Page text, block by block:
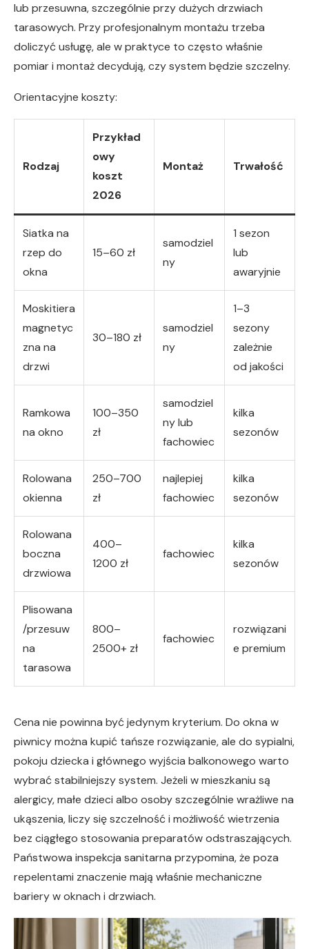
lub przesuwna, szczególnie przy dużych drzwiach
tarasowych. Przy profesjonalnym montażu trzeba
doliczyć usługę, ale w praktyce to często właśnie
pomiar i montaż decydują, czy system będzie szczelny.
Orientacyjne koszty:
Rodzaj
Przykład
owy
koszt
2026
Montaż Trwałość
Siatka na
rzep do
okna
15–60 zł
samodziel
ny
1 sezon
lub
awaryjnie
Moskitiera
magnetyc
zna na
drzwi
30–180 zł
samodziel
ny
1–3
sezony
zależnie
od jakości
Ramkowa
na okno
100–350
zł
samodziel
ny lub
fachowiec
kilka
sezonów
Rolowana
okienna
250–700
zł
najlepiej
fachowiec
kilka
sezonów
Rolowana
boczna
drzwiowa
400–
1200 zł
fachowiec
kilka
sezonów
Plisowana
/przesuw
na
tarasowa
800–
2500+ zł
fachowiec
rozwiązani
e premium
Cena nie powinna być jedynym kryterium. Do okna w
piwnicy można kupić tańsze rozwiązanie, ale do sypialni,
pokoju dziecka i głównego wyjścia balkonowego warto
wybrać stabilniejszy system. Jeżeli w mieszkaniu są
alergicy, małe dzieci albo osoby szczególnie wrażliwe na
ukąszenia, liczy się szczelność i możliwość wietrzenia
bez ciągłego stosowania preparatów odstraszających.
Państwowa inspekcja sanitarna przypomina, że poza
repelentami znaczenie mają właśnie mechaniczne
bariery w oknach i drzwiach.